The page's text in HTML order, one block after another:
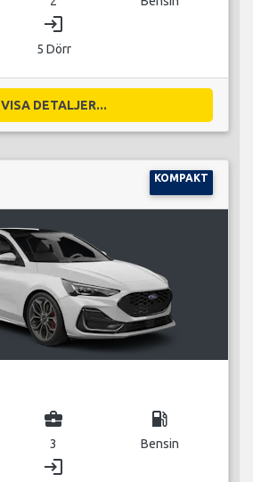
login
5 Dörr
VISA DETALJER...
KOMPAKT
business_center
3
local_gas_station
Bensin
login